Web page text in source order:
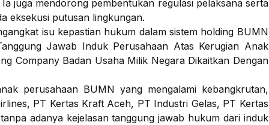
juga mendorong pembentukan regulasi pelaksana serta
eksekusi putusan lingkungan.
isu kepastian hukum dalam sistem holding BUMN
Jawab Induk Perusahaan Atas Kerugian Anak
Company Badan Usaha Milik Negara Dikaitkan Dengan
perusahaan BUMN yang mengalami kebangkrutan,
PT Kertas Kraft Aceh, PT Industri Gelas, PT Kertas
adanya kejelasan tanggung jawab hukum dari induk